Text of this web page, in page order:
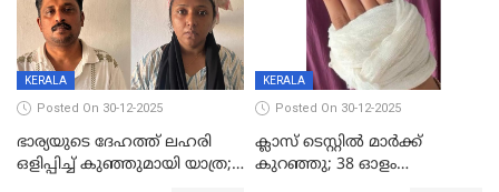
KERALA
Posted On 30-12-2025
ഭാര്യയുടെ ദേഹത്ത് ലഹരി
ഒളിപ്പിച്ച് കുഞ്ഞുമായി യാത്ര;
KERALA
Posted On 30-12-2025
ക്ലാസ് ടെസ്റ്റിൽ മാർക്ക്
കുറഞ്ഞു; 38 ഓളം